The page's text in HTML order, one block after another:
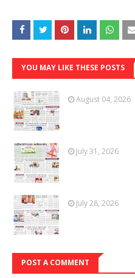
YOU MAY LIKE THESE POSTS
August 04, 2026
July 31, 2026
July 28, 2026
POST A COMMENT